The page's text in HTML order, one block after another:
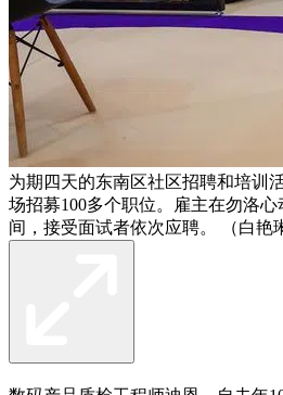
为期四天的东南区社区招聘和培训
场招募100多个职位。雇主在勿洛
间，接受面试者依次应聘。 （白艳